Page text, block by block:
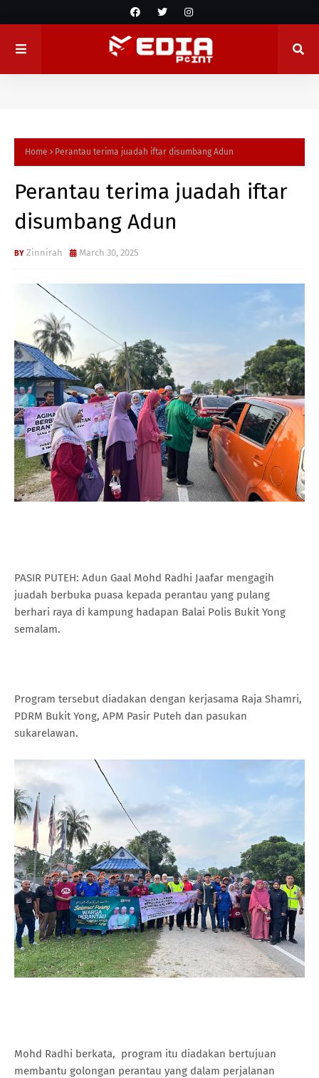
Home Perantau terima juadah iftar disumbang Adun
Perantau terima juadah iftar
disumbang Adun
Zinnirah March 30, 2025
PASIR PUTEH: Adun Gaal Mohd Radhi Jaafar mengagih
juadah berbuka puasa kepada perantau yang pulang
berhari raya di kampung hadapan Balai Polis Bukit Yong
semalam.
Program tersebut diadakan dengan kerjasama Raja Shamri,
PDRM Bukit Yong, APM Pasir Puteh dan pasukan
sukarelawan.
Mohd Radhi berkata, program itu diadakan bertujuan
membantu golongan perantau yang dalam perjalanan